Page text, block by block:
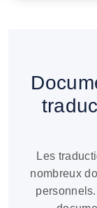
Les
nombreux